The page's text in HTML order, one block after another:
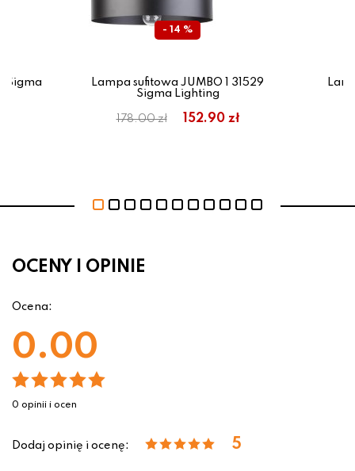
Sigma
- 14 %
Lampa sufitowa JUMBO 1 31529
Sigma Lighting
178.00 zł 152.90 zł
OCENY I OPINIE
Ocena:
0.00
0 opinii i ocen
Dodaj opinię i ocenę: 5